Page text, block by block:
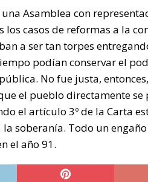
Asamblea con
los casos de reformas a la
a ser tan torpes
podían conservar el
No fue justa,
el pueblo directamente
el artículo 3º de la Carta
soberanía. Todo un
el año 91.